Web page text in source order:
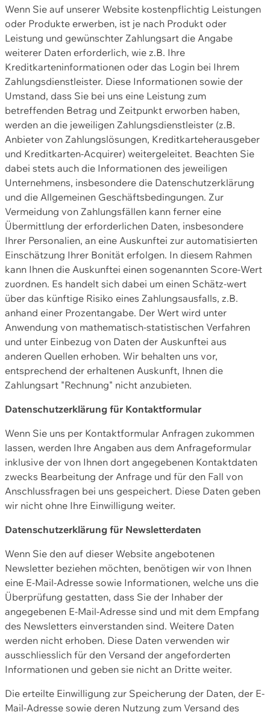
Wenn Sie auf unserer Website kostenpflichtig Leistungen
oder Produkte erwerben, ist je nach Produkt oder
Leistung und gewünschter Zahlungsart die Angabe
weiterer Daten erforderlich, wie z.B. Ihre
Kreditkarteninformationen oder das Login bei Ihrem
Zahlungsdienstleister. Diese Informationen sowie der
Umstand, dass Sie bei uns eine Leistung zum
betreffenden Betrag und Zeitpunkt erworben haben,
werden an die jeweiligen Zahlungsdienstleister (z.B.
Anbieter von Zahlungslösungen, Kreditkarteherausgeber
und Kreditkarten-Acquirer) weitergeleitet. Beachten Sie
dabei stets auch die Informationen des jeweiligen
Unternehmens, insbesondere die Datenschutzerklärung
und die Allgemeinen Geschäftsbedingungen. Zur
Vermeidung von Zahlungsfällen kann ferner eine
Übermittlung der erforderlichen Daten, insbesondere
Ihrer Personalien, an eine Auskunftei zur automatisierten
Einschätzung Ihrer Bonität erfolgen. In diesem Rahmen
kann Ihnen die Auskunftei einen sogenannten Score-Wert
zuordnen. Es handelt sich dabei um einen Schätz-wert
über das künftige Risiko eines Zahlungsausfalls, z.B.
anhand einer Prozentangabe. Der Wert wird unter
Anwendung von mathematisch-statistischen Verfahren
und unter Einbezug von Daten der Auskunftei aus
anderen Quellen erhoben. Wir behalten uns vor,
entsprechend der erhaltenen Auskunft, Ihnen die
Zahlungsart "Rechnung" nicht anzubieten.
Datenschutzerklärung für Kontaktformular
Wenn Sie uns per Kontaktformular Anfragen zukommen
lassen, werden Ihre Angaben aus dem Anfrageformular
inklusive der von Ihnen dort angegebenen Kontaktdaten
zwecks Bearbeitung der Anfrage und für den Fall von
Anschlussfragen bei uns gespeichert. Diese Daten geben
wir nicht ohne Ihre Einwilligung weiter.
Datenschutzerklärung für Newsletterdaten
Wenn Sie den auf dieser Website angebotenen
Newsletter beziehen möchten, benötigen wir von Ihnen
eine E-Mail-Adresse sowie Informationen, welche uns die
Überprüfung gestatten, dass Sie der Inhaber der
angegebenen E-Mail-Adresse sind und mit dem Empfang
des Newsletters einverstanden sind. Weitere Daten
werden nicht erhoben. Diese Daten verwenden wir
ausschliesslich für den Versand der angeforderten
Informationen und geben sie nicht an Dritte weiter.
Die erteilte Einwilligung zur Speicherung der Daten, der E-
Mail-Adresse sowie deren Nutzung zum Versand des